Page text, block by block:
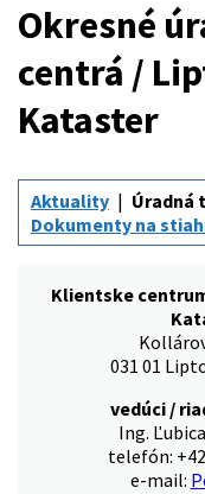
Okresné
centrá /
Kataster
Aktuality
Úradná
Dokumenty na
Klientske
031 01
vedúci /
Ing.
telefón:
e-mail: